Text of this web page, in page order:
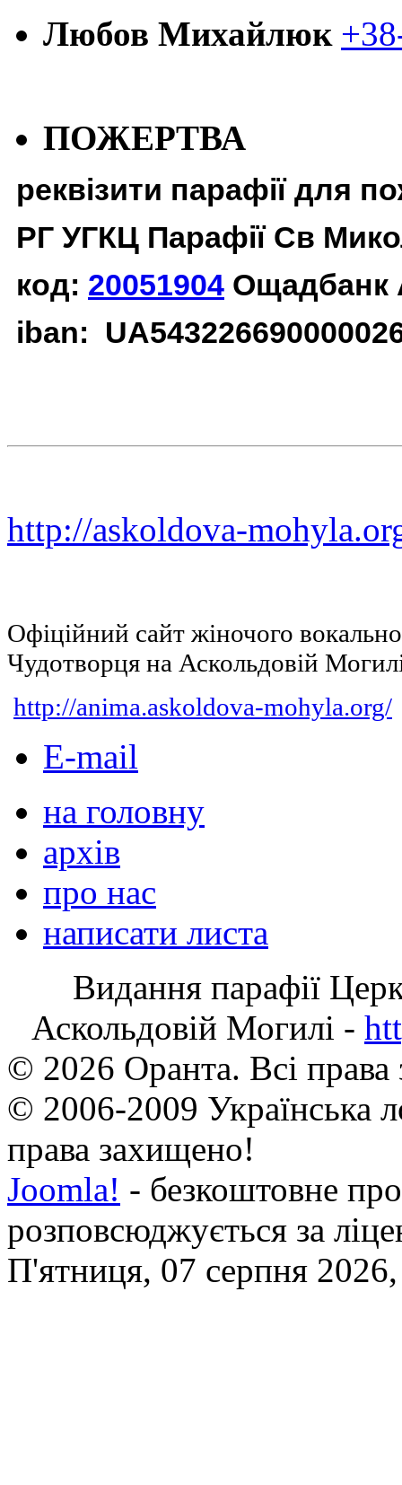
Любов Михайлюк
ПОЖЕРТВА
реквізити парафії для
РГ УГКЦ Парафії Св
код: 20051904 Ощадбанк
iban:
http://askoldova-
Офіційний сайт жіночого
Чудотворця на Аскольдовій
http://anima.askoldova-mohyla.org/
E-mail
на головну
архів
про нас
написати листа
Видання парафії
Аскольдовій Могилі -
© 2026 Оранта. Всі
© 2006-2009 Українська
права захищено!
Joomla! - безкоштовне
розповсюджується за
П'ятниця, 07 серпня